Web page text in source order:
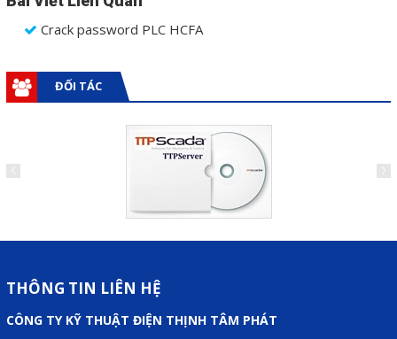
Crack password PLC HCFA
ĐỐI TÁC
THÔNG TIN LIÊN HỆ
CÔNG TY KỸ THUẬT ĐIỆN THỊNH TÂM PHÁT
Gọi cho chúng tôi
Nhắn tin